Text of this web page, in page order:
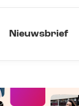
Nieuwsbrief